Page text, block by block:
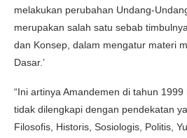
melakukan perubahan Undang-
merupakan salah satu sebab
dan Konsep, dalam mengatur materi
Dasar.’
“Ini artinya Amandemen di tahun
tidak dilengkapi dengan pendekatan
Filosofis, Historis, Sosiologis, Politis,